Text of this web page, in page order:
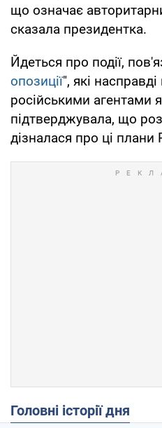
що означає
сказала президентка.
Йдеться про події,
опозиції", які
російськими агентами
підтверджувала, що
дізналася про ці плани
Головні історії дня